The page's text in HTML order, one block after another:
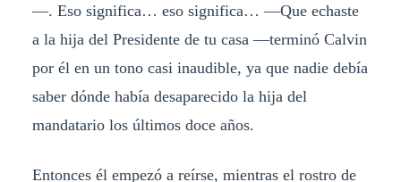
—. Eso significa… eso significa… —Que echaste
a la hija del Presidente de tu casa —terminó Calvin
por él en un tono casi inaudible, ya que nadie debía
saber dónde había desaparecido la hija del
mandatario los últimos doce años.
Entonces él empezó a reírse, mientras el rostro de